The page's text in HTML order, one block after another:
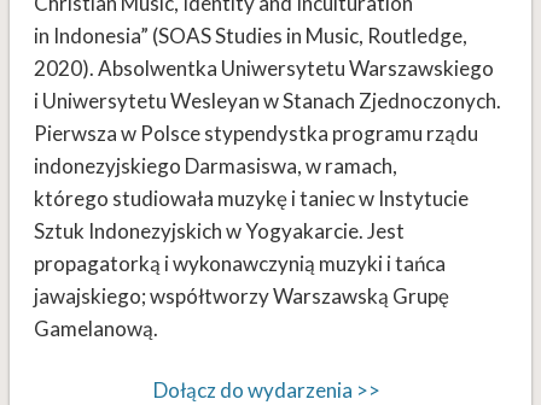
in Indonesia” (SOAS Studies in Music, Routledge,
2020). Absolwentka Uniwersytetu Warszawskiego
i Uniwersytetu Wesleyan w Stanach Zjednoczonych.
Pierwsza w Polsce stypendystka programu rządu
indonezyjskiego Darmasiswa, w ramach,
którego studiowała muzykę i taniec w Instytucie
Sztuk Indonezyjskich w Yogyakarcie. Jest
propagatorką i wykonawczynią muzyki i tańca
jawajskiego; współtworzy Warszawską Grupę
Gamelanową.
Dołącz do wydarzenia >>